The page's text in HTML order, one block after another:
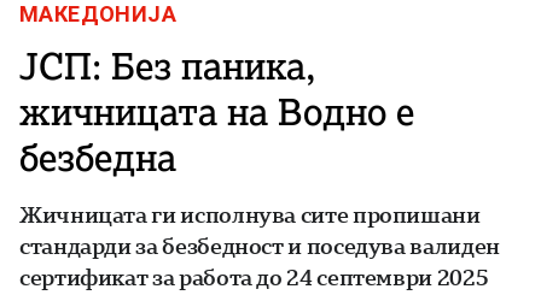
МАКЕДОНИЈА
ЈСП: Без паника,
жичницата на Водно е
безбедна
Жичницата ги исполнува сите пропишани
стандарди за безбедност и поседува валиден
сертификат за работа до 24 септември 2025